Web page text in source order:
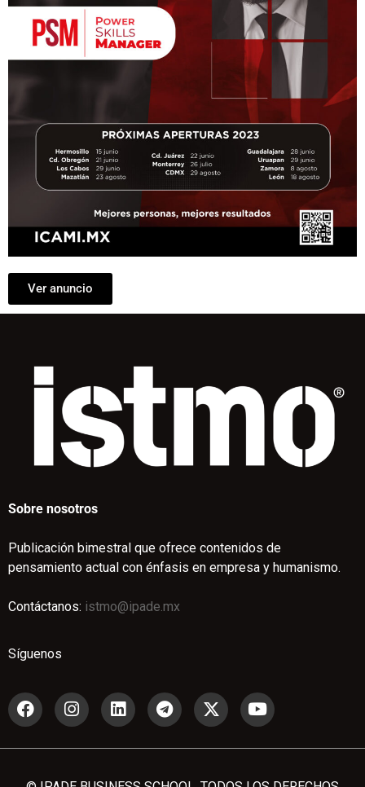
Ver anuncio
Sobre nosotros
Publicación bimestral que ofrece contenidos de
pensamiento actual con énfasis en empresa y humanismo.
Contáctanos: istmo@ipade.mx
Síguenos